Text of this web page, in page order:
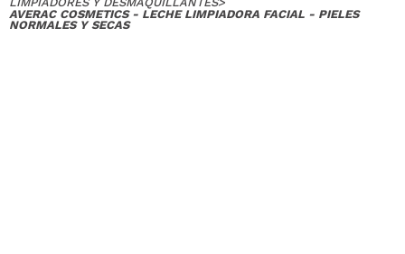
AVERAC COSMETICS - LECHE LIMPIADORA FACIAL - PIELES
NORMALES Y SECAS